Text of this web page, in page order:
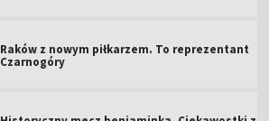
Raków z nowym piłkarzem. To reprezentant
Czarnogóry